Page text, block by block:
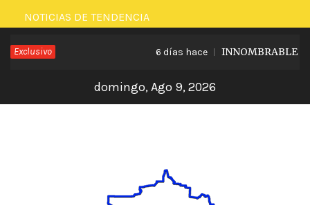
Saltar
al
contenido
NOTICIAS DE TENDENCIA
Exclusivo 6 días hace INNOMBRABLE LO
domingo, Ago 9, 2026